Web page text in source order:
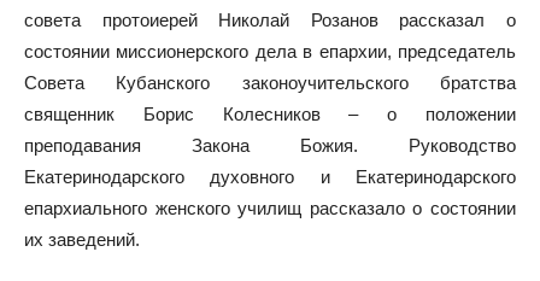
совета протоиерей Николай Розанов рассказал о
состоянии миссионерского дела в епархии, председатель
Совета Кубанского законоучительского братства
священник Борис Колесников – о положении
преподавания Закона Божия. Руководство
Екатеринодарского духовного и Екатеринодарского
епархиального женского училищ рассказало о состоянии
их заведений.